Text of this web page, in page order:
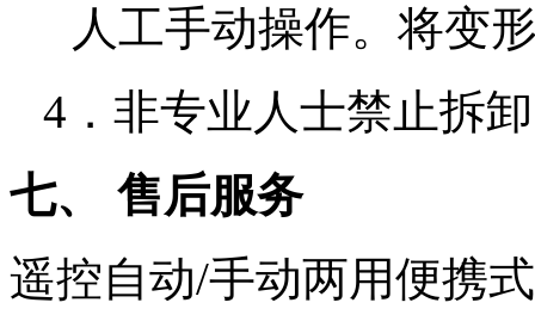
人工手动操作。将变
4． 非专业人士禁止拆
七、
售后服务
遥控自动/手动两用便携